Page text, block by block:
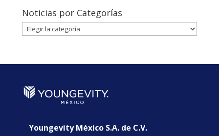
Noticias por Categorías
Noticias
por
Youngevity México S.A. de C.V.